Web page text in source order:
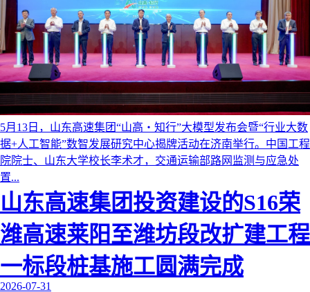
5月13日，山东高速集团“山高・知行”大模型发布会暨“行业大数
据+人工智能”数智发展研究中心揭牌活动在济南举行。中国工程
院院士、山东大学校长李术才，交通运输部路网监测与应急处
置...
Previous
Next
山东高速集团投资建设的S16荣
潍高速莱阳至潍坊段改扩建工程
一标段桩基施工圆满完成
2026-07-31